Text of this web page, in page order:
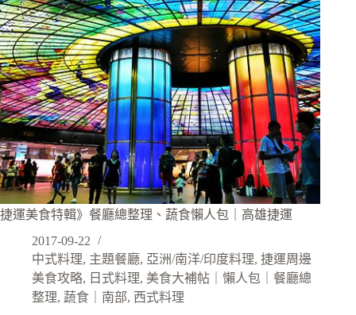
捷運美食特輯》餐廳總整理、蔬食懶人包｜高雄捷運
2017-09-22
中式料理, 主題餐廳, 亞洲/南洋/印度料理, 捷運周邊
美食攻略, 日式料理, 美食大補帖｜懶人包｜餐廳總
整理, 蔬食｜南部, 西式料理